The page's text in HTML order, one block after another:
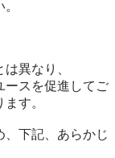
異なり、
ースを促進してご
す。
下記、あらかじ